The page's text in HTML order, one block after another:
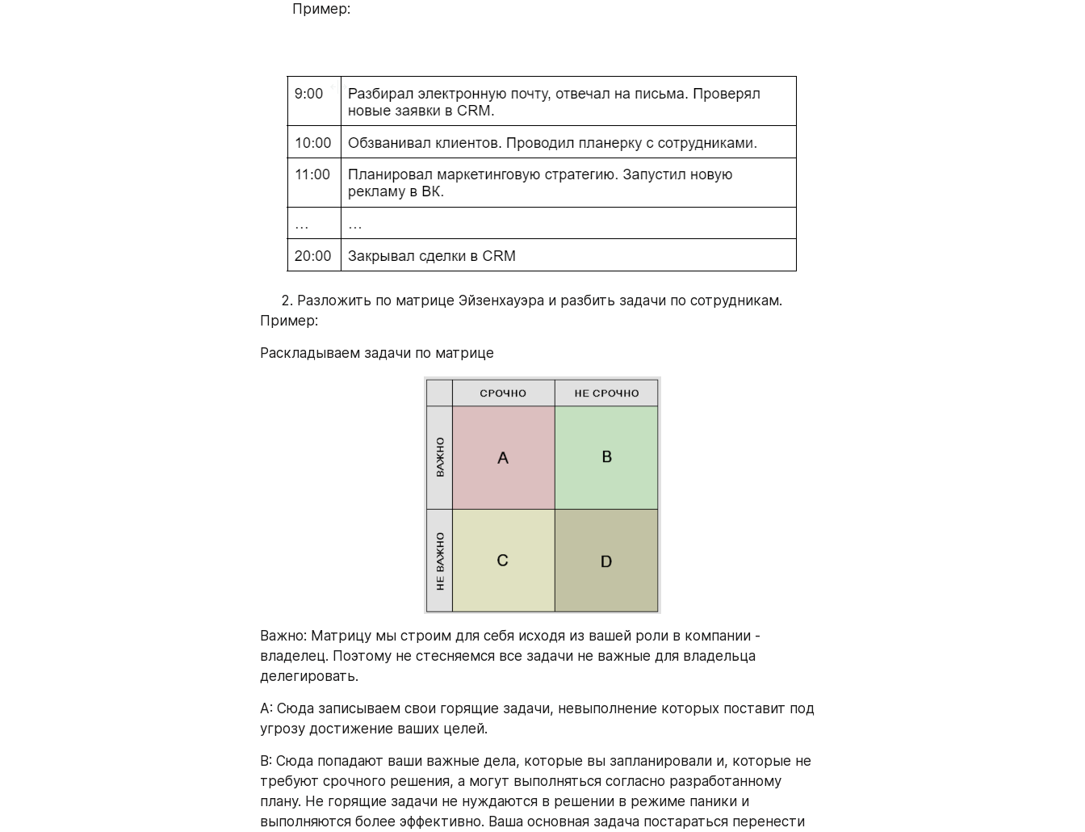
Пример:
  2. Разложить по матрице Эйзенхауэра и разбить задачи по сотрудникам.
Пример:
Раскладываем задачи по матрице
Важно: Матрицу мы строим для себя исходя из вашей роли в компании -
владелец. Поэтому не стесняемся все задачи не важные для владельца
делегировать.
A: Сюда записываем свои горящие задачи, невыполнение которых поставит под
угрозу достижение ваших целей.
B: Сюда попадают ваши важные дела, которые вы запланировали и, которые не
требуют срочного решения, а могут выполняться согласно разработанному
плану. Не горящие задачи не нуждаются в решении в режиме паники и
выполняются более эффективно. Ваша основная задача постараться перенести